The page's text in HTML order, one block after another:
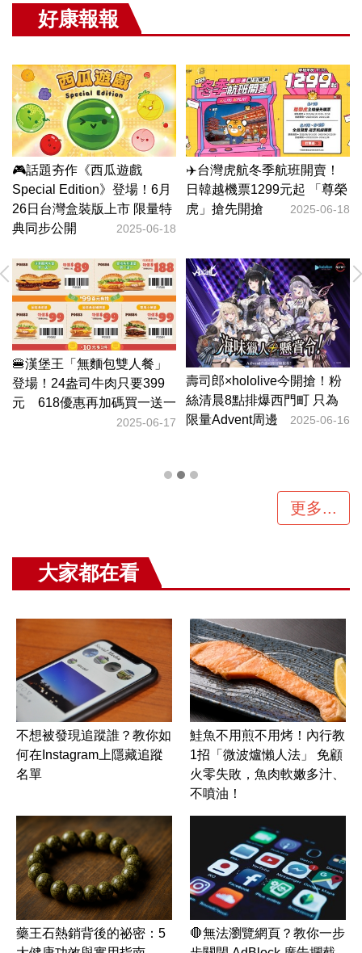
好康報報
🎮話題夯作《西瓜遊戲
Special Edition》登場！6月
26日台灣盒裝版上市 限量特
典同步公開
2025-06-18
✈️台灣虎航冬季航班開賣！
日韓越機票1299元起 「尊榮
虎」搶先開搶
2025-06-18
🍔漢堡王「無麵包雙人餐」
登場！24盎司牛肉只要399
元 618優惠再加碼買一送一
2025-06-17
壽司郎×hololive今開搶！粉
絲清晨8點排爆西門町 只為
限量Advent周邊
2025-06-16
更多...
大家都在看
不想被發現追蹤誰？教你如
何在Instagram上隱藏追蹤
名單
鮭魚不用煎不用烤！內行教
1招「微波爐懶人法」 免顧
火零失敗，魚肉軟嫩多汁、
不噴油！
藥王石熱銷背後的祕密：5
🛑無法瀏覽網頁？教你一步